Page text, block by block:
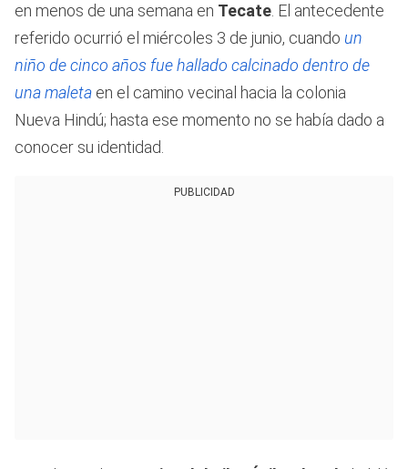
en menos de una semana en Tecate. El antecedente
referido ocurrió el miércoles 3 de junio, cuando un
niño de cinco años fue hallado calcinado dentro de
una maleta en el camino vecinal hacia la colonia
Nueva Hindú; hasta ese momento no se había dado a
conocer su identidad.
PUBLICIDAD